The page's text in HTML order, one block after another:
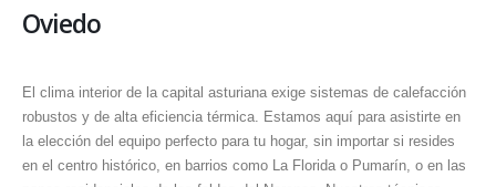
Oviedo
El clima interior de la capital asturiana exige sistemas de calefacción
robustos y de alta eficiencia térmica. Estamos aquí para asistirte en
la elección del equipo perfecto para tu hogar, sin importar si resides
en el centro histórico, en barrios como La Florida o Pumarín, o en las